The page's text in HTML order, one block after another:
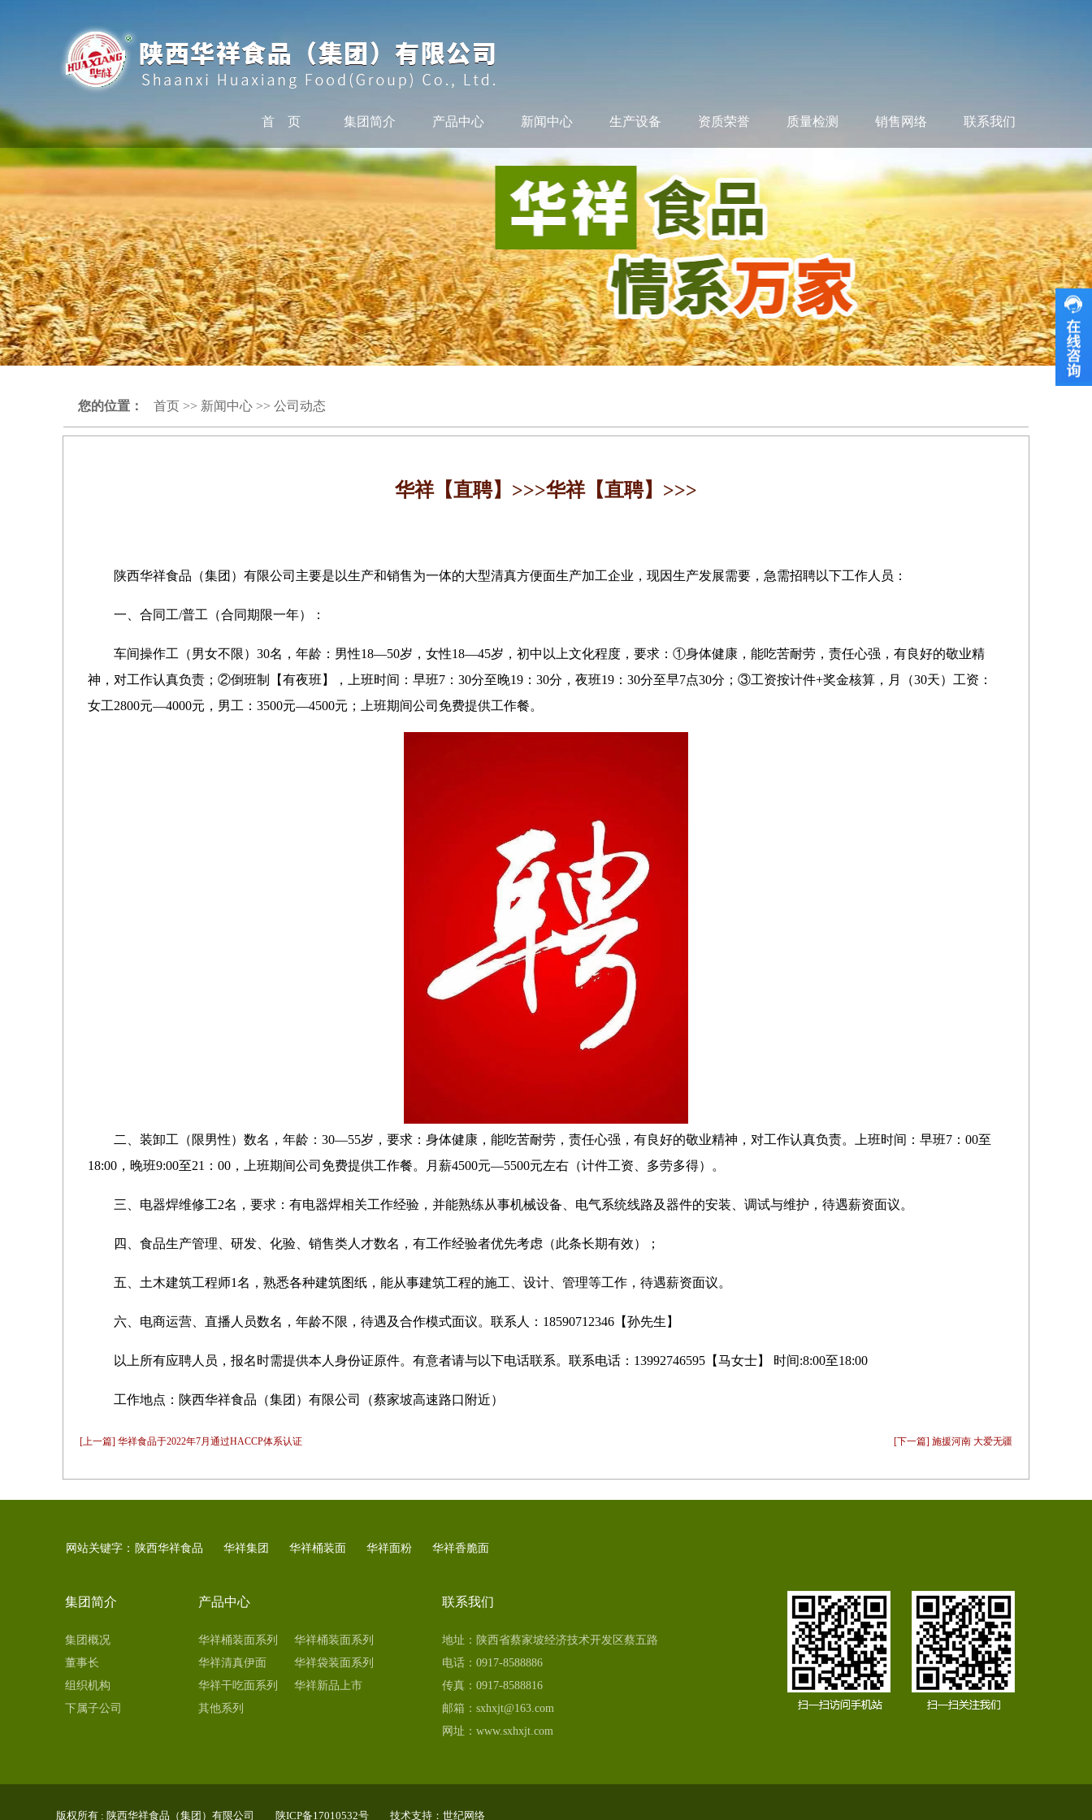
首 页 集团简介 产品中心 新闻中心 生产设备 资质荣誉 质量检测 销售网络 联系我们
您的位置： 首页>> 新闻中心>> 公司动态
华祥【直聘】>>>华祥【直聘】>>>
陕西华祥食品（集团）有限公司主要是以生产和销售为一体的大型清真方便面生产加工企业，现因生产发展需要，急需招聘以下工作人员：
一、合同工/普工（合同期限一年）：
车间操作工（男女不限） 30名，年龄：男性18—50岁，女性18—45岁，初中以上文化程度，要求：①身体健康，能吃苦耐劳，责任心强，有良好的敬业精
神，对工作认真负责；②倒班制【有夜班】，上班时间：早班7：30分至晚19：30分，夜班19：30分至早7点30分；③工资按计件+奖金核算，月（30天）工资：
女工2800元—4000元，男工：3500元—4500元；上班期间公司免费提供工作餐。
二、 装卸工（限男性）数名，年龄： 30—55岁，要求：身体健康，能吃苦耐劳，责任心强，有良好的敬业精神，对工作认真负责。上班时间：早班7：00至
18:00，晚班9:00至21：00，上班期间公司免费提供工作餐。月薪4500元—5500元左右 （计件工资、多劳多得） 。
三、电器焊维修工2名，要求：有电器焊相关工作经验，并能熟练从事机械设备、电气系统线路及器件的安装、调试与维护，待遇薪资面议。
四、食品生产管理、研发、化验、销售类人才数名，有工作经验者优先考虑（此条长期有效）；
五、土木建筑工程师1名，熟悉各种建筑图纸，能从事建筑工程的施工、设计、管理等工作，待遇薪资面议。
六、电商运营、直播人员数名，年龄不限，待遇及合作模式面议。联系人： 18590712346【孙先生】
以上所有应聘人员，报名时需提供本人身份证原件。 有意者请与以下电话联系。联系电话： 13992746595【马女士】 时间:8:00至18:00
工作地点：陕西华祥食品（集团）有限公司（蔡家坡高速路口附近）
[上一篇] 华祥食品于2022年7月通过HACCP体系认证 [下一篇] 施援河南 大爱无疆
网站关键字： 陕西华祥食品 华祥集团 华祥桶装面 华祥面粉 华祥香脆面
集团简介
集团概况
董事长
组织机构
下属子公司
产品中心
华祥桶装面系列
（非油炸）
华祥桶装面系列
（油炸）
华祥清真伊面
华祥袋装面系列
（油炸）
华祥干吃面系列
（油炸）
华祥新品上市
其他系列
联系我们
地址：陕西省蔡家坡经济技术开发区蔡五路
电话：0917-8588886
传真：0917-8588816
邮箱：sxhxjt@163.com
网址：www.sxhxjt.com
版权所有 : 陕西华祥食品（集团）有限公司 陕ICP备17010532号 技术支持： 世纪网络